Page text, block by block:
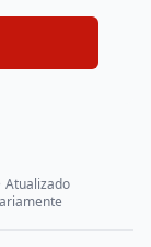
Atualizado